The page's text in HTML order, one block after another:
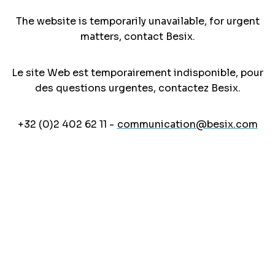
The website is temporarily unavailable, for urgent
matters, contact Besix.
Le site Web est temporairement indisponible, pour
des questions urgentes, contactez Besix.
+32 (0)2 402 62 11 - communication@besix.com